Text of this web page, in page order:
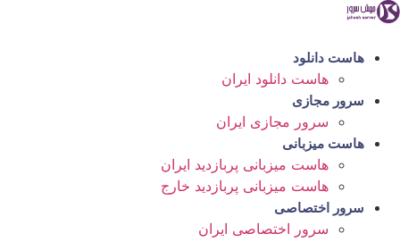
پرش
محتوا
هاست دانلود
هاست دانلود ایران
سرور مجازی
سرور مجازی ایران
هاست میزبانی
هاست میزبانی پربازدید ایران
هاست میزبانی پربازدید خارج
سرور اختصاصی
سرور اختصاصی ایران